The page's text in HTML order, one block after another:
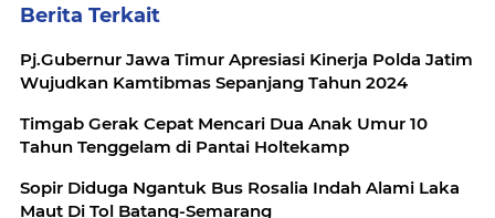
Berita Terkait
Pj.Gubernur Jawa Timur Apresiasi Kinerja Polda Jatim
Wujudkan Kamtibmas Sepanjang Tahun 2024
Timgab Gerak Cepat Mencari Dua Anak Umur 10
Tahun Tenggelam di Pantai Holtekamp
Sopir Diduga Ngantuk Bus Rosalia Indah Alami Laka
Maut Di Tol Batang-Semarang